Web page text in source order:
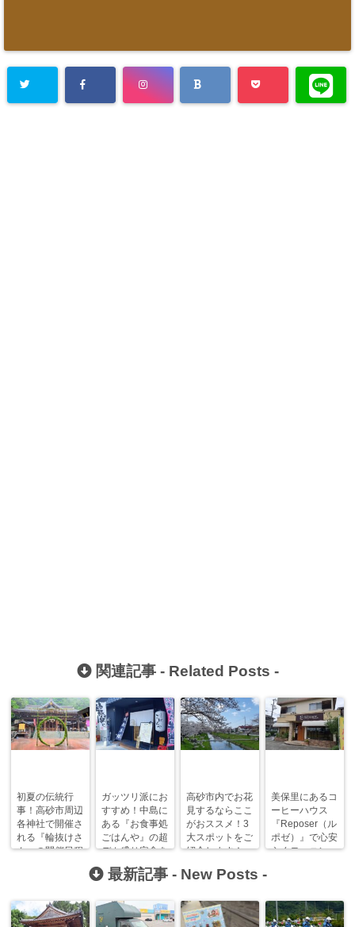
関連記事 - Related Posts -
初夏の伝統行
事！高砂市周辺
各神社で開催さ
れる『輪抜けさ
ん』の開催日程
ガッツリ派にお
すすめ！中島に
ある『お食事処
ごはんや』の超
デカ盛り定食を
食べてきた！
高砂市内でお花
見するならここ
がおススメ！3
大スポットをご
紹介します！
美保里にあるコ
ーヒーハウス
『Reposer（ル
ポゼ）』で心安
らぐモーニン
最新記事 - New Posts -